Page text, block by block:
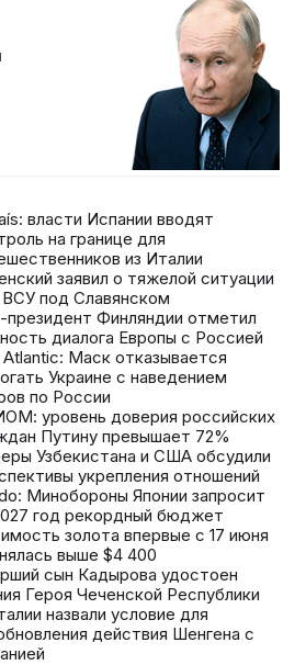
власти Испании вводят
на границе для
из Италии
заявил о тяжелой ситуации
ВСУ под Славянском
президент Финляндии отметил
диалога Европы с Россией
Atlantic: Маск отказывается
Украине с наведением
по России
уровень доверия российских
Путину превышает 72%
Узбекистана и США обсудили
укрепления отношений
Минобороны Японии запросит
год рекордный бюджет
золота впервые с 17 июня
выше $4 400
сын Кадырова удостоен
Героя Чеченской Республики
назвали условие для
действия Шенгена с